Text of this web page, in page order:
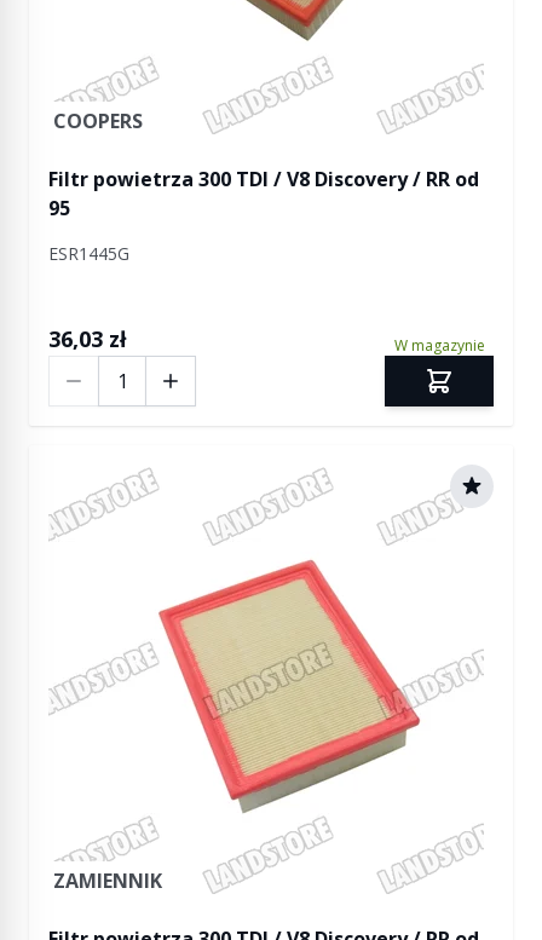
COOPERS
Filtr powietrza 300 TDI / V8 Discovery / RR od
95
ESR1445G
36,03 zł W magazynie
ZAMIENNIK